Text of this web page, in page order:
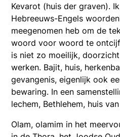
Kevarot (huis der graven).
Hebreeuws-Engels
meegenomen heb om de
woord voor woord te
is niet zo moeilijk,
werken. Bajit, huis,
gevangenis, eigenlijk ook
bewaring. In een
lechem, Bethlehem, huis
Olam, olamim in het